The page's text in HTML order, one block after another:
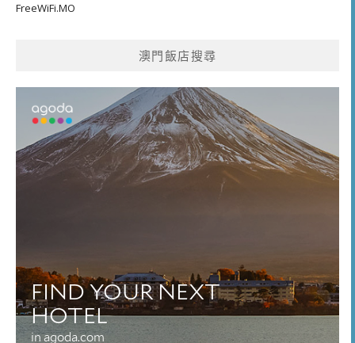
FreeWiFi.MO
澳門飯店搜尋